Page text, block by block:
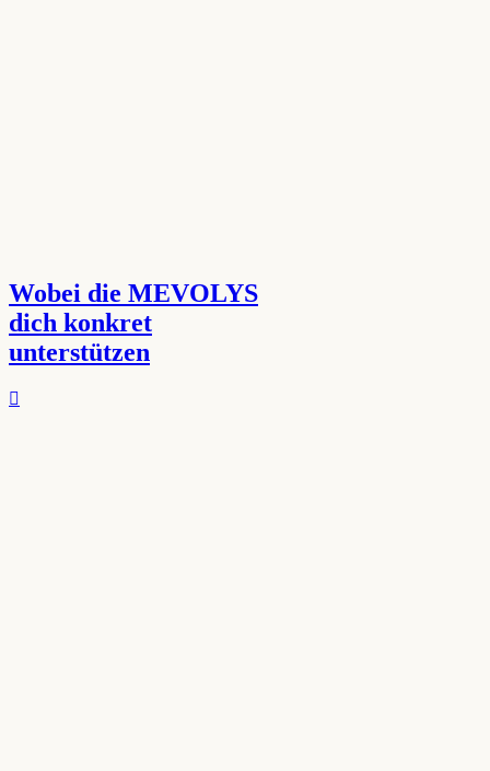
Wobei die MEVOLYS
dich konkret
unterstützen